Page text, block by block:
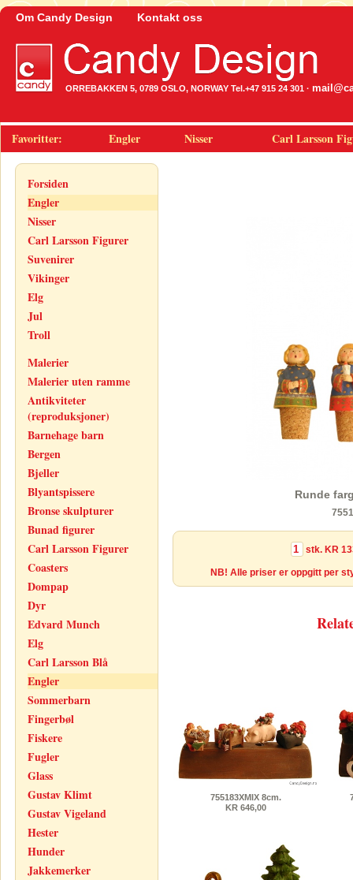
Om Candy Design Kontakt oss
ORREBAKKEN 5, 0789 OSLO, NORWAY Tel.+47 915 24 301 ·
Favoritter: Engler Nisser Carl Larsson
Forsiden
Engler
Nisser
Carl Larsson Figurer
Suvenirer
Vikinger
Elg
Jul
Troll
Malerier
Malerier uten ramme
Antikviteter
(reproduksjoner)
Barnehage barn
Bergen
Bjeller
Blyantspissere
Bronse skulpturer
Bunad figurer
Carl Larsson Figurer
Coasters
Dompap
Dyr
Edvard Munch
Elg
Carl Larsson Blå
Engler
Sommerbarn
Fingerbøl
Fiskere
Fugler
Glass
Gustav Klimt
Gustav Vigeland
Hester
Hunder
Jakkemerker
Runde
stk. KR
NB! Alle priser er oppgitt per
755183XMIX 8cm.
KR 646,00